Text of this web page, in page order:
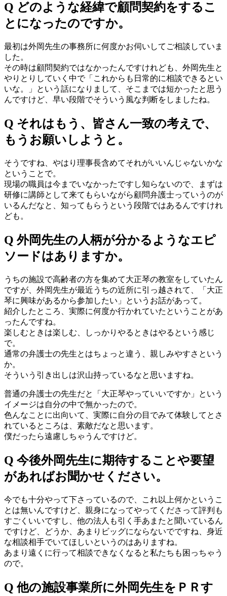
Q どのような経緯で顧問契約をするこ
とになったのですか。
最初は外岡先生の事務所に何度かお伺いしてご相談していま
した。
その時は顧問契約ではなかったんですけれども、外岡先生と
やりとりしていく中で「これからも日常的に相談できるとい
いな。」という話になりまして、そこまでは短かったと思う
んですけど、早い段階でそういう風な判断をしましたね。
Q それはもう、皆さん一致の考えで、
もうお願いしようと。
そうですね、やはり理事長含めてそれがいいんじゃないかな
ということで。
現場の職員は今までいなかったですし知らないので、まずは
研修に講師として来てもらいながら顧問弁護士っていうのが
いるんだなと、知ってもらうという段階ではあるんですけれ
ども。
Q 外岡先生の人柄が分かるようなエピ
ソードはありますか。
うちの施設で高齢者の方を集めて大正琴の教室をしていたん
ですが、外岡先生が最近うちの近所に引っ越されて、「大正
琴に興味があるから参加したい」というお話があって。
紹介したところ、実際に何度か行かれていたということがあ
ったんですね。
楽しむときは楽しむ、しっかりやるときはやるという感じ
で。
通常の弁護士の先生とはちょっと違う、親しみやすさという
か。
そういう引き出しは沢山持っているなと思いますね。
普通の弁護士の先生だと「大正琴やっていいですか」という
イメージは自分の中で無かったので。
色んなことに出向いて、実際に自分の目でみて体験してとさ
れているところは、素敵だなと思います。
僕だったら遠慮しちゃうんですけど。
Q 今後外岡先生に期待することや要望
があればお聞かせください。
今でも十分やって下さっているので、これ以上何かというこ
とは無いんですけど、親身になってやってくださって評判も
すごくいいですし、他の法人も引く手あまたと聞いているん
ですけど、どうか、あまりビッグにならないでですね、身近
な相談相手でいてほしいというのはありますね。
あまり遠くに行って相談できなくなると私たちも困っちゃう
ので。
Q 他の施設事業所に外岡先生をＰＲす